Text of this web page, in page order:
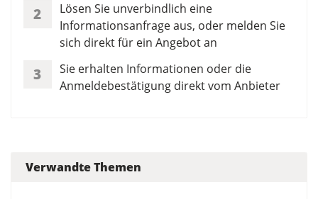
2
Lösen Sie unverbindlich eine
Informationsanfrage aus, oder melden Sie
sich direkt für ein Angebot an
3
Sie erhalten Informationen oder die
Anmeldebestätigung direkt vom Anbieter
Verwandte Themen